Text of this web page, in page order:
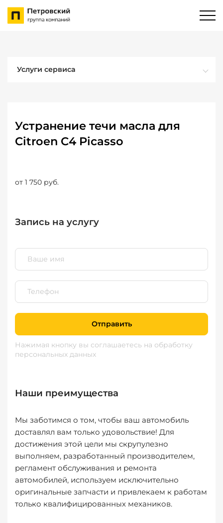
Услуги сервиса
Устранение течи масла для
Citroen C4 Picasso
от 1 750 руб.
Запись на услугу
Отправить
Нажимая кнопку вы соглашаетесь на обработку
персональных данных
Наши преимущества
Мы заботимся о том, чтобы ваш автомобиль
доставлял вам только удовольствие! Для
достижения этой цели мы скрупулезно
выполняем, разработанный производителем,
регламент обслуживания и ремонта
автомобилей, используем исключительно
оригинальные запчасти и привлекаем к работам
только квалифицированных механиков.